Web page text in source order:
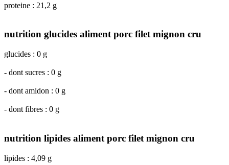
proteine : 21,2 g
nutrition glucides aliment porc filet mignon cru
glucides : 0 g
- dont sucres : 0 g
- dont amidon : 0 g
- dont fibres : 0 g
nutrition lipides aliment porc filet mignon cru
lipides : 4,09 g